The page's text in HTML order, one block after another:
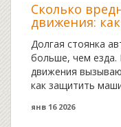
Сколько
движения:
срок службы
Долгая стоянка
больше, чем езда.
движения
как защитить
янв 16 2026